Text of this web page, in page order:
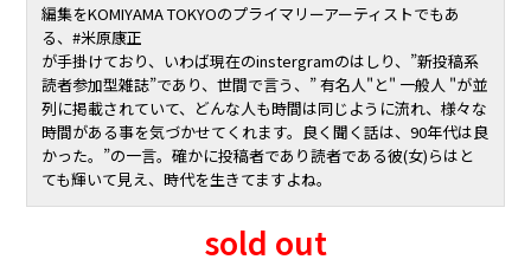
編集をKOMIYAMA TOKYOのプライマリーアーティストでもあ
る、#米原康正
が手掛けており、いわば現在のinstergramのはしり、”新投稿系
読者参加型雑誌”であり、世間で言う、” 有名人"と" 一般人 "が並
列に掲載されていて、どんな人も時間は同じように流れ、様々な
時間がある事を気づかせてくれます。良く聞く話は、90年代は良
かった。”の一言。確かに投稿者であり読者である彼(女)らはと
ても輝いて見え、時代を生きてますよね。
sold out